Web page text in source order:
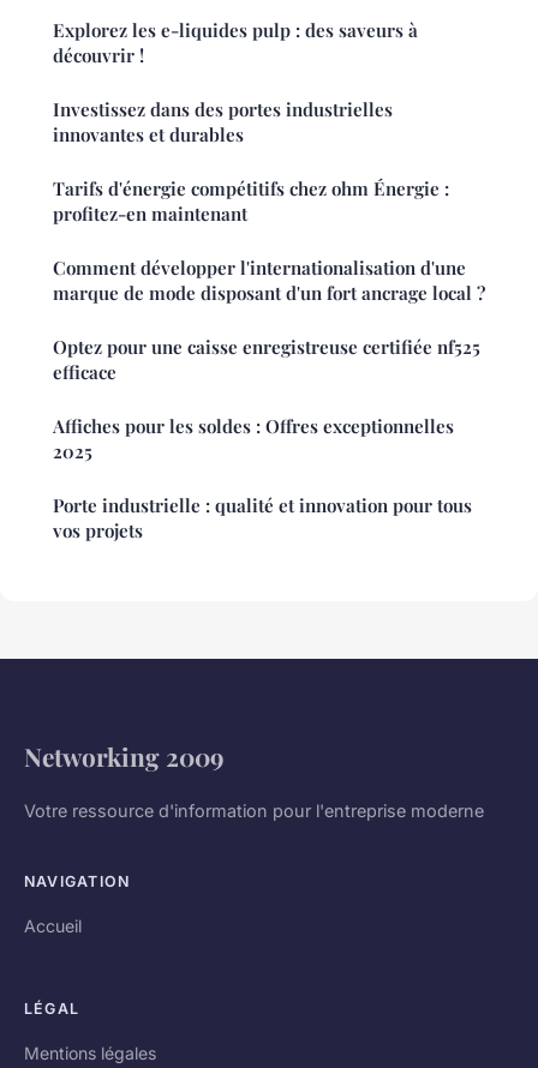
Explorez les e-liquides pulp : des saveurs à
découvrir !
Investissez dans des portes industrielles
innovantes et durables
Tarifs d'énergie compétitifs chez ohm Énergie :
profitez-en maintenant
Comment développer l'internationalisation d'une
marque de mode disposant d'un fort ancrage local ?
Optez pour une caisse enregistreuse certifiée nf525
efficace
Affiches pour les soldes : Offres exceptionnelles
2025
Porte industrielle : qualité et innovation pour tous
vos projets
Networking 2009
Votre ressource d'information pour l'entreprise moderne
NAVIGATION
Accueil
LÉGAL
Mentions légales